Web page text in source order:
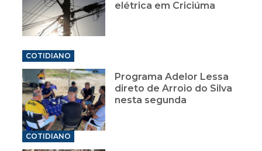
elétrica em Criciúma
COTIDIANO
Programa Adelor Lessa
direto de Arroio do Silva
nesta segunda
COTIDIANO